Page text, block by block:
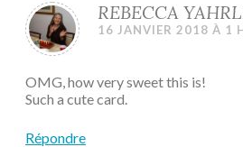
REBECCA
16 JANVIER 2018 À 1
OMG, how very sweet this is!
Such a cute card.
Répondre